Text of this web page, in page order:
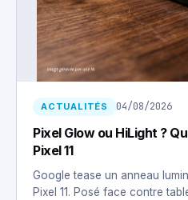
ACTUALITÉS 04/08/2026
Pixel Glow ou HiLight ?
Pixel 11
Google tease un anneau
Pixel 11. Posé face contre